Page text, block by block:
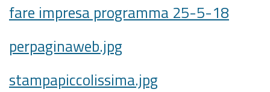
fare impresa programma 25-5-18
perpaginaweb.jpg
stampapiccolissima.jpg